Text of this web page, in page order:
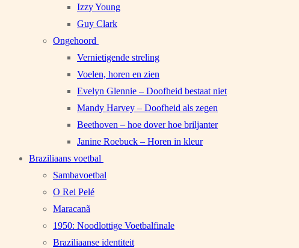
Izzy Young
Guy Clark
Ongehoord
Vernietigende streling
Voelen, horen en zien
Evelyn Glennie – Doofheid bestaat niet
Mandy Harvey – Doofheid als zegen
Beethoven – hoe dover hoe briljanter
Janine Roebuck – Horen in kleur
Braziliaans voetbal
Sambavoetbal
O Rei Pelé
Maracanã
1950: Noodlottige Voetbalfinale
Braziliaanse identiteit